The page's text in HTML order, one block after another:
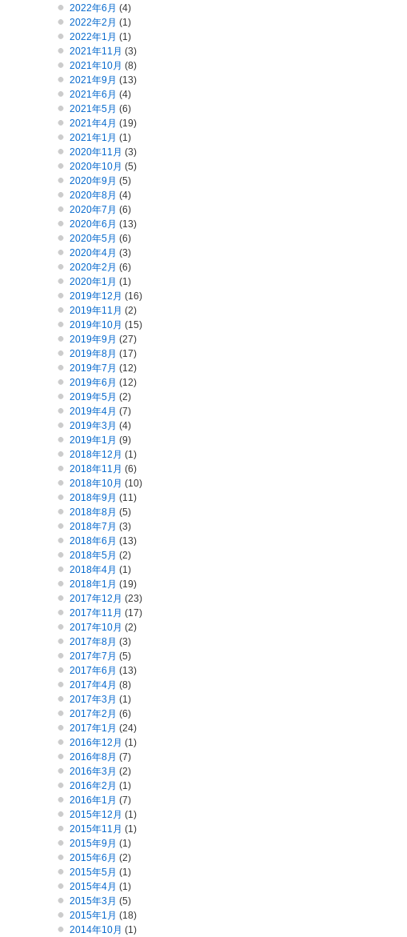
2022年6月 (4)
2022年2月 (1)
2022年1月 (1)
2021年11月 (3)
2021年10月 (8)
2021年9月 (13)
2021年6月 (4)
2021年5月 (6)
2021年4月 (19)
2021年1月 (1)
2020年11月 (3)
2020年10月 (5)
2020年9月 (5)
2020年8月 (4)
2020年7月 (6)
2020年6月 (13)
2020年5月 (6)
2020年4月 (3)
2020年2月 (6)
2020年1月 (1)
2019年12月 (16)
2019年11月 (2)
2019年10月 (15)
2019年9月 (27)
2019年8月 (17)
2019年7月 (12)
2019年6月 (12)
2019年5月 (2)
2019年4月 (7)
2019年3月 (4)
2019年1月 (9)
2018年12月 (1)
2018年11月 (6)
2018年10月 (10)
2018年9月 (11)
2018年8月 (5)
2018年7月 (3)
2018年6月 (13)
2018年5月 (2)
2018年4月 (1)
2018年1月 (19)
2017年12月 (23)
2017年11月 (17)
2017年10月 (2)
2017年8月 (3)
2017年7月 (5)
2017年6月 (13)
2017年4月 (8)
2017年3月 (1)
2017年2月 (6)
2017年1月 (24)
2016年12月 (1)
2016年8月 (7)
2016年3月 (2)
2016年2月 (1)
2016年1月 (7)
2015年12月 (1)
2015年11月 (1)
2015年9月 (1)
2015年6月 (2)
2015年5月 (1)
2015年4月 (1)
2015年3月 (5)
2015年1月 (18)
2014年10月 (1)